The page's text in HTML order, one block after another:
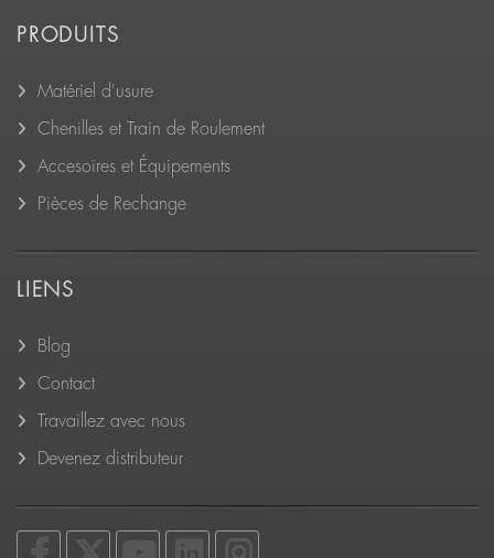
PRODUITS
Matériel d'usure
Chenilles et Train de Roulement
Accesoires et Équipements
Pièces de Rechange
LIENS
Blog
Contact
Travaillez avec nous
Devenez distributeur